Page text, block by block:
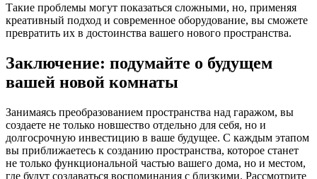
Такие проблемы могут показаться сложными, но, применяя
креативный подход и современное оборудование, вы сможете
превратить их в достоинства вашего нового пространства.
Заключение: подумайте о будущем
вашей новой комнаты
Занимаясь преобразованием пространства над гаражом, вы
создаете не только новшество отдельно для себя, но и
долгосрочную инвестицию в ваше будущее. С каждым этапом
вы приближаетесь к созданию пространства, которое станет
не только функциональной частью вашего дома, но и местом,
где будут создаваться воспоминания с близкими. Рассмотрите